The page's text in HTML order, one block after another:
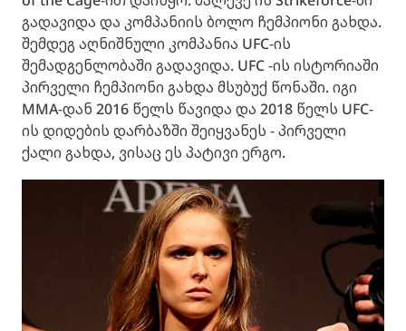
გადავიდა და კომპანიის ბოლო ჩემპიონი გახდა.
შემდეგ აღნიშნული კომპანია UFC-ის
შემადგენლობაში გადავიდა. UFC -ის ისტორიაში
პირველი ჩემპიონი გახდა მსუბუქ წონაში. იგი
MMA-დან 2016 წელს წავიდა და 2018 წელს UFC-
ის დიდების დარბაზში შეიყვანეს - პირველი
ქალი გახდა, ვისაც ეს პატივი ერგო.